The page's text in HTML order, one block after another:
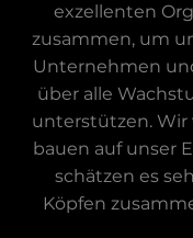
exzellenten
zusammen, um
Unternehmen
über alle
unterstützen.
bauen auf unser
schätzen es
Köpfen